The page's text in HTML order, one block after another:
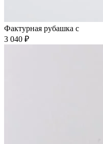
Фактурная рубашка с
3 040 ₽